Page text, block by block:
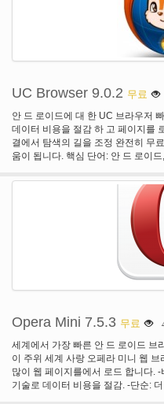
습니다. -트위터와 페이스 북에 대
확대/축소, 페이지 크기 및 방향, 오
잘 볼 수 있습니다. 또한 오페라 미
십시오. 오페라 미니 최대 90%까지
터 계획에 대 한 최고의 선택입니다.
UC Browser 9.0.2 무료
안 드 로이드에 대 한 UC 브라우저
데이터 비용을 절감 하 고 페이지를
결에서 탐색의 길을 조정 완전히 무
움이 됩니다. 핵심 단어: 안 드 로이
드 2011-About.com-최고의 안 드
운로드 안 드 로이드 브라우저 인도
선택, UC 브라우저 세계에서 확실
기능: 1. UI 개선: 여러 폴더에 귀하
을 시작 합니다. 2. 오프 라인 시계:
동영상을 유지 합니다. 3. 사용자 지
테마 센터에서 테마와 배경 화면을
습니다. 4.가 명 검색: 편 및 개인 정
탐색 역사 기록 되지 것입니다. 5. 광
샷을 걸릴 하 고 촬영에 표시 하려는
동안 사용 했습니다. 나 돌고래, 크롬
와 많은 사람들이 시도 하 고 결코
사용 하는 돌고래 처럼 만족. 하지만
HTC Rezound에 사랑""우수! 마지막
다른 문제 그리고 그들은 모두 돌고
Opera Mini 7.5.3 무료
세계에서 가장 빠른 안 드 로이드 브
이 주위 세계 사랑 오페라 미니 웹
많이 웹 페이지를에서 로드 합니다.
기술로 데이터 비용을 절감. -단순: